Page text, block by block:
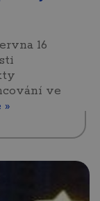
16
ve
»